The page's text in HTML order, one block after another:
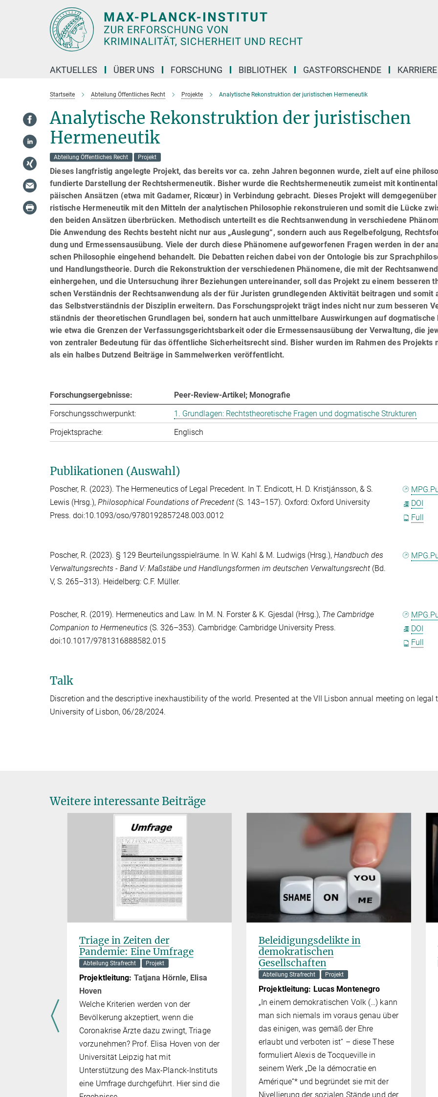
AKTUELLES ÜBER UNS FORSCHUNG BIBLIOTHEK GASTFORSCHENDE
Startseite Abteilung Öffentliches Recht Projekte Analytische Rekonstruktion der juristischen Hermeneutik
Analytische Rekonstruktion der juristischen
Hermeneutik
Abteilung Öffentliches Recht Projekt
Dieses langfristig angelegte Projekt, das bereits vor ca. zehn Jahren begonnen wurde, zielt auf eine
fundierte Darstellung der Rechtshermeneutik. Bisher wurde die Rechtshermeneutik zumeist mit
pä­i­schen An­sät­zen (etwa mit Gadamer, Ricœur) in Verbindung gebracht. Dieses Projekt will
ristische Hermeneutik mit den Mitteln der analytischen Philosophie rekonstruieren und somit die Lü­cke
den beiden Ansätzen überbrücken. Methodisch unterteilt es die Rechtsanwendung in verschiedene
Die Anwendung des Rechts besteht nicht nur aus „Auslegung“, sondern auch aus Regelbefolgung,
dung und Ermessensausübung. Viele der durch diese Phänomene aufgeworfenen Fragen werden in der
schen Philosophie eingehend behandelt. Die Debatten reichen dabei von der Ontologie bis zur
und Handlungstheorie. Durch die Rekonstruktion der verschiedenen Phänomene, die mit der
einhergehen, und die Untersuchung ihrer Beziehungen untereinander, soll das Projekt zu einem besseren
schen Verständnis der Rechtsanwendung als der für Juristen grundlegenden Aktivität beitragen und somit
das Selbstverständnis der Disziplin erweitern. Das Forschungsprojekt trägt indes nicht nur zum besseren
ständ­nis der theoretischen Grundlagen bei, sondern hat auch unmittelbare Auswirkungen auf dogmatische
wie etwa die Grenzen der Verfassungsgerichtsbarkeit oder die Ermessensausübung der Verwaltung, die
von zentraler Bedeutung für das öffentliche Sicherheitsrecht sind. Bisher wurden im Rahmen des Projekts
als ein halbes Dutzend Beiträge in Sammelwerken veröffentlicht.
Forschungsergebnisse:
Peer-Review-Artikel; Monografie
Forschungsschwerpunkt:
1. Grundlagen: Rechtstheoretische Fragen und dogmatische Strukturen
Projektsprache:
Englisch
Publikationen (Auswahl)
Poscher, R. (2023). The Hermeneutics of Legal Precedent. In T. Endicott, ‎H. D. Kristjánsson, & S.
Lewis (Hrsg.), Philosophical Foundations of Precedent (S. 143–157). Oxford: Oxford University
Press. doi:10.1093/oso/9780192857248.003.0012
DOI
Full
Poscher, R. (2023). § 129 Beurteilungsspielräume. In W. Kahl & M. Ludwigs (Hrsg.), Handbuch des
Verwaltungsrechts - Band V: Maßstäbe und Handlungsformen im deutschen Verwaltungsrecht (Bd.
V, S. 265–313). Heidelberg: C.F. Müller.
Poscher, R. (2019). Hermeneutics and Law. In M. N. Forster& K. Gjesdal (Hrsg.), The Cambridge
Companion to Hermeneutics (S. 326–353). Cambridge: Cambridge University Press.
doi:10.1017/9781316888582.015
DOI
Full
Talk
Discretion and the descriptive inexhaustibility of the world. Presented at the VII Lisbon annual meeting on legal
University of Lisbon, 06/28/2024.
Weitere interessante Beiträge
Triage in Zeiten der
Pandemie: Eine Umfrage
Abteilung Strafrecht Projekt
Projektleitung: Tatjana Hörnle, Elisa
Hoven
Welche Kriterien werden von der
Bevölkerung akzeptiert, wenn die
Coronakrise Ärzte dazu zwingt, Triage
vor­zuneh­men? Prof. Elisa Hoven von der
Universität Leipzig hat mit
Unterstützung des Max-Planck-Instituts
eine Umfrage durchgeführt. Hier sind die
Beleidigungsdelikte in
demokratischen
Gesellschaften
Abteilung Strafrecht Projekt
Projektleitung: Lucas Montenegro
„In einem demokratischen Volk (…) kann
man sich niemals im voraus genau über
das einigen, was gemäß der Ehre
erlaubt und verboten ist“ – diese These
formu­liert Alexis de Tocqueville in
seinem Werk „De la démocratie en
Amérique“* und begründet sie mit der
Nivellierung der sozialen Stände und der